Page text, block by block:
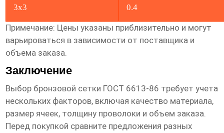
3х3 0.4
Примечание: Цены указаны приблизительно и могут
варьироваться в зависимости от поставщика и
объема заказа.
Заключение
Выбор бронзовой сетки ГОСТ 6613-86 требует учета
нескольких факторов, включая качество материала,
размер ячеек, толщину проволоки и объем заказа.
Перед покупкой сравните предложения разных